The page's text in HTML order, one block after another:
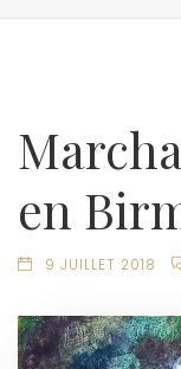
en
9 JUILLET 2018